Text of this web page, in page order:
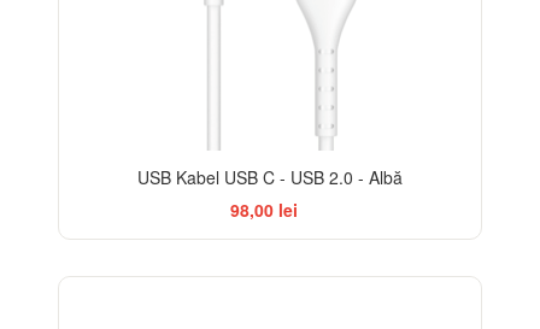
USB Kabel USB C - USB 2.0 - Albă
98,00 lei